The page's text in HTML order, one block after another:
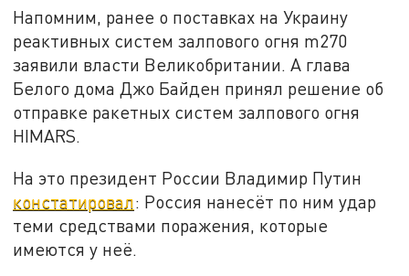
Напомним, ранее о поставках на Украину
реактивных систем залпового огня m270
заявили власти Великобритании. А глава
Белого дома Джо Байден принял решение об
отправке ракетных систем залпового огня
HIMARS.
На это президент России Владимир Путин
констатировал: Россия нанесёт по ним удар
теми средствами поражения, которые
имеются у неё.